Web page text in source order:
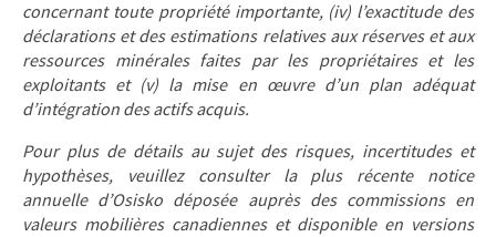
concernant toute propriété importante, (iv) l’exactitude des
déclarations et des estimations relatives aux réserves et aux
ressources minérales faites par les propriétaires et les
exploitants et (v) la mise en œuvre d’un plan adéquat
d’intégration des actifs acquis.
Pour plus de détails au sujet des risques, incertitudes et
hypothèses, veuillez consulter la plus récente notice
annuelle d’Osisko déposée auprès des commissions en
valeurs mobilières canadiennes et disponible en versions